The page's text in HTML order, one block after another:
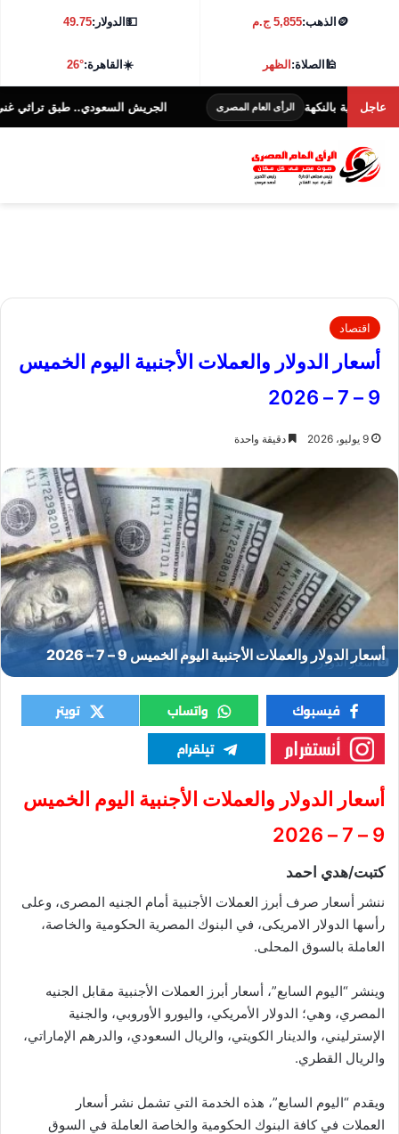
🪙 الذهب:5,855 ج.م 💵الدولار:49.75
🕌الصلاة:الظهر ☀️القاهرة:26°
عاجل الرأى العام المصرى الجريش السعودي.. طبق تراثي غني بالنكهة
اقتصاد
أسعار الدولار والعملات الأجنبية اليوم الخميس
9 – 7 – 2026
9 يوليو، 2026 دقيقة واحدة
أسعار الدولار
أسعار الدولار والعملات الأجنبية اليوم الخميس
9 – 7 – 2026
كتبت/هدي احمد
ننشر أسعار صرف أبرز العملات الأجنبية أمام الجنيه المصرى، وعلى
رأسها الدولار الامريكى، في البنوك المصرية الحكومية والخاصة،
العاملة بالسوق المحلى.
وينشر “اليوم السابع”، أسعار أبرز العملات الأجنبية مقابل الجنيه
المصري، وهي؛ الدولار الأمريكي، واليورو الأوروبي، والجنية
الإسترليني، والدينار الكويتي، والريال السعودي، والدرهم الإماراتي،
والريال القطري.‏‎
ويقدم “اليوم السابع”، هذه الخدمة التي تشمل نشر أسعار
العملات في كافة البنوك الحكومية والخاصة العاملة في السوق